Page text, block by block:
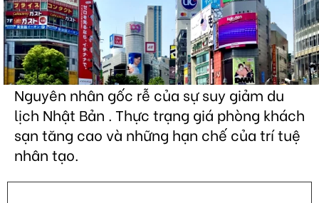
Nguyên nhân gốc rễ của sự suy giảm du
lịch Nhật Bản . Thực trạng giá phòng khách
sạn tăng cao và những hạn chế của trí tuệ
nhân tạo.